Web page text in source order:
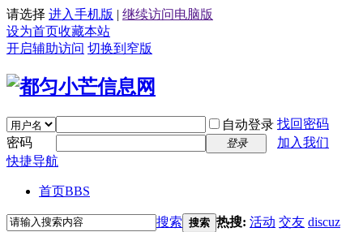
请选择 进入手机版 | 继续访问电脑版
设为首页收藏本站
开启辅助访问 切换到窄版
自动登录 找回密码
密码
登录
加入我们
快捷导航
首页BBS
搜索 搜索 热搜: 活动 交友 discuz